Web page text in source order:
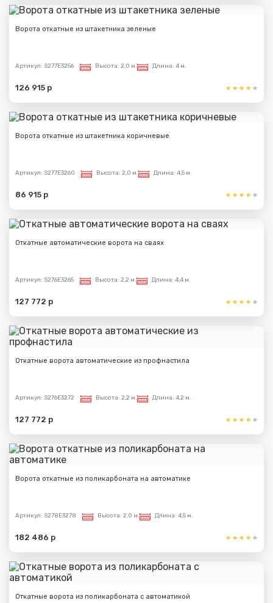
Ворота откатные из штакетника зеленые
Артикул: S277E3256 Высота: 2,0 м. Длина: 4 м.
126 915 р
Ворота откатные из штакетника коричневые
Артикул: S277E3260 Высота: 2,0 м. Длина: 4,5 м.
86 915 р
Откатные автоматические ворота на сваях
Артикул: S276E3265 Высота: 2,2 м. Длина: 4,4 м.
127 772 р
Откатные ворота автоматические из профнастила
Артикул: S276E3272 Высота: 2,2 м. Длина: 4,2 м.
127 772 р
Ворота откатные из поликарбоната на автоматике
Артикул: S278E3278 Высота: 2,0 м. Длина: 4,5 м.
182 486 р
Откатные ворота из поликарбоната с автоматикой